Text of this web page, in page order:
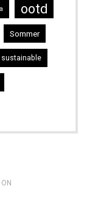
ootd
Sommer
sustainable